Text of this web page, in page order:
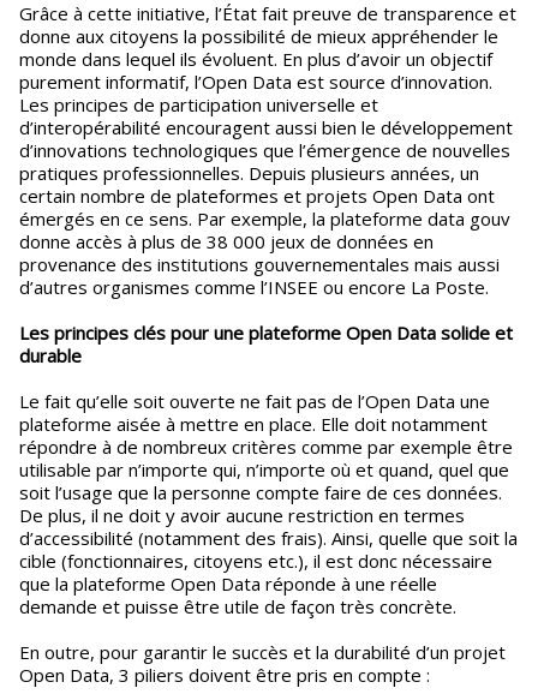
Grâce à cette initiative, l’État fait preuve de transparence et
donne aux citoyens la possibilité de mieux appréhender le
monde dans lequel ils évoluent. En plus d’avoir un objectif
purement informatif, l’Open Data est source d’innovation.
Les principes de participation universelle et
d’interopérabilité encouragent aussi bien le développement
d’innovations technologiques que l’émergence de nouvelles
pratiques professionnelles. Depuis plusieurs années, un
certain nombre de plateformes et projets Open Data ont
émergés en ce sens. Par exemple, la plateforme data gouv
donne accès à plus de 38 000 jeux de données en
provenance des institutions gouvernementales mais aussi
d’autres organismes comme l’INSEE ou encore La Poste.
Les principes clés pour une plateforme Open Data solide et
durable
Le fait qu’elle soit ouverte ne fait pas de l’Open Data une
plateforme aisée à mettre en place. Elle doit notamment
répondre à de nombreux critères comme par exemple être
utilisable par n’importe qui, n’importe où et quand, quel que
soit l’usage que la personne compte faire de ces données.
De plus, il ne doit y avoir aucune restriction en termes
d’accessibilité (notamment des frais). Ainsi, quelle que soit la
cible (fonctionnaires, citoyens etc.), il est donc nécessaire
que la plateforme Open Data réponde à une réelle
demande et puisse être utile de façon très concrète.
En outre, pour garantir le succès et la durabilité d’un projet
Open Data, 3 piliers doivent être pris en compte :